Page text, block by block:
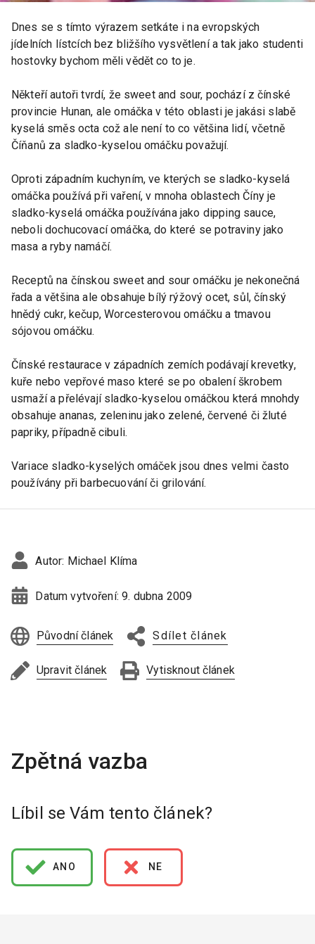
Dnes se s tímto výrazem setkáte i na evropských
jídelních lístcích bez bližšího vysvětlení a tak jako studenti
hostovky bychom měli vědět co to je.
Někteří autoři tvrdí, že sweet and sour, pochází z čínské
provincie Hunan, ale omáčka v této oblasti je jakási slabě
kyselá směs octa což ale není to co většina lidí, včetně
Číňanů za sladko-kyselou omáčku považují.
Oproti západním kuchyním, ve kterých se sladko-kyselá
omáčka používá při vaření, v mnoha oblastech Číny je
sladko-kyselá omáčka používána jako dipping sauce,
neboli dochucovací omáčka, do které se potraviny jako
masa a ryby namáčí.
Receptů na čínskou sweet and sour omáčku je nekonečná
řada a většina ale obsahuje bílý rýžový ocet, sůl, čínský
hnědý cukr, kečup, Worcesterovou omáčku a tmavou
sójovou omáčku.
Čínské restaurace v západních zemích podávají krevetky,
kuře nebo vepřové maso které se po obalení škrobem
usmaží a přelévají sladko-kyselou omáčkou která mnohdy
obsahuje ananas, zeleninu jako zelené, červené či žluté
papriky, případně cibuli.
Variace sladko-kyselých omáček jsou dnes velmi často
používány při barbecuování či grilování.
Autor: Michael Klíma
Datum vytvoření:9. dubna 2009
Původní článek Sdílet článek
Upravit článek Vytisknout článek
Líbil se Vám tento článek?
ANO NE